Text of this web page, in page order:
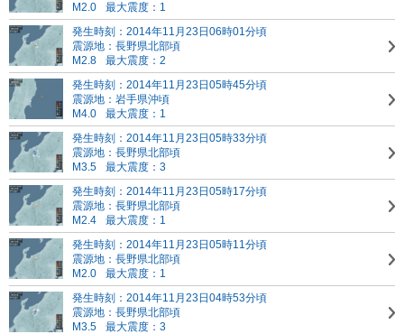
M2.0
最大震度：1
発生時刻：2014年11月23日06時01分頃
震源地：長野県北部頃
M2.8
最大震度：2
発生時刻：2014年11月23日05時45分頃
震源地：岩手県沖頃
M4.0
最大震度：1
発生時刻：2014年11月23日05時33分頃
震源地：長野県北部頃
M3.5
最大震度：3
発生時刻：2014年11月23日05時17分頃
震源地：長野県北部頃
M2.4
最大震度：1
発生時刻：2014年11月23日05時11分頃
震源地：長野県北部頃
M2.0
最大震度：1
発生時刻：2014年11月23日04時53分頃
震源地：長野県北部頃
M3.5
最大震度：3